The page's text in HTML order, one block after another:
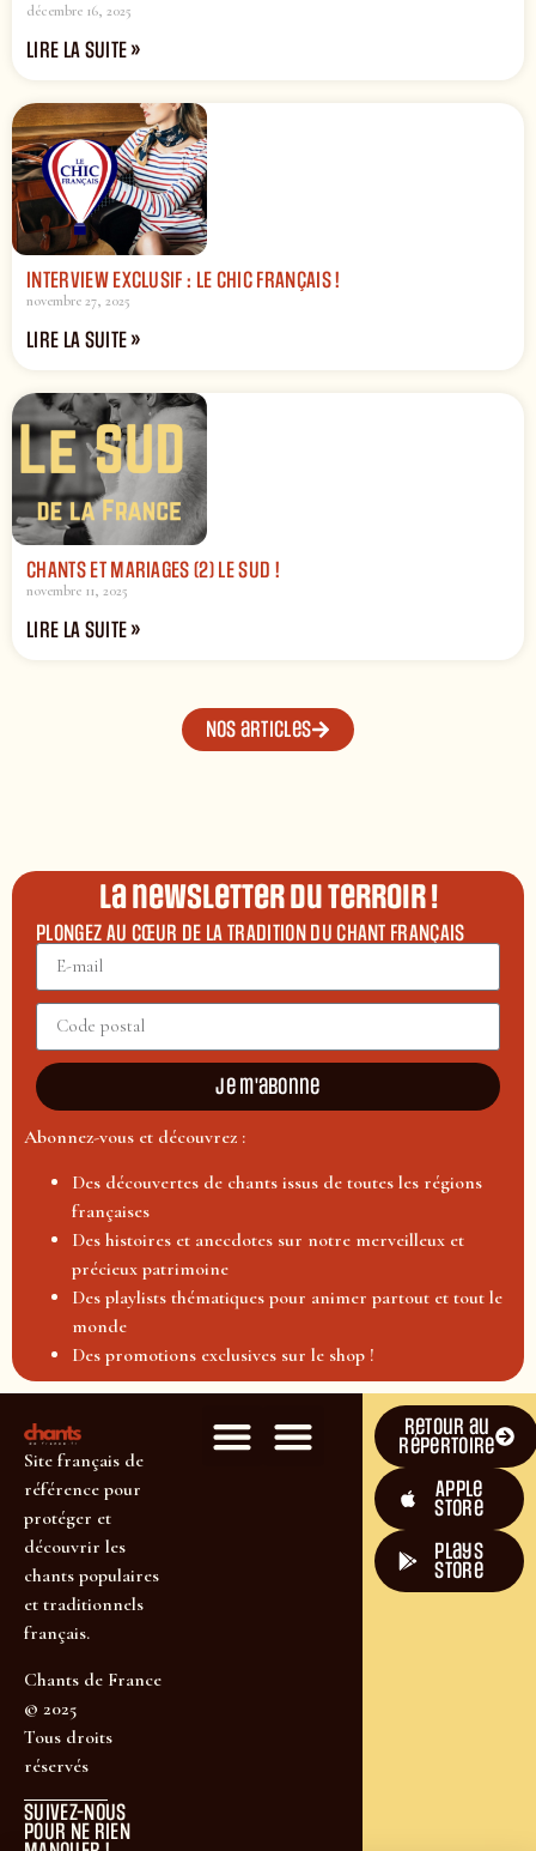
décembre 16, 2025
LIRE LA SUITE »
INTERVIEW EXCLUSIF : LE CHIC FRANÇAIS !
novembre 27, 2025
LIRE LA SUITE »
CHANTS ET MARIAGES (2) LE SUD !
novembre 11, 2025
LIRE LA SUITE »
Nos articles
La newsletter du terroir !
PLONGEZ AU CŒUR DE LA TRADITION DU CHANT FRANÇAIS
Je m'abonne
Abonnez-vous et découvrez :
Des découvertes de chants issus de toutes les régions
françaises
Des histoires et anecdotes sur notre merveilleux et
précieux patrimoine
Des playlists thématiques pour animer partout et tout le
monde
Des promotions exclusives sur le shop !
Site français de
référence pour
protéger et
découvrir les
chants populaires
et traditionnels
français.
Chants de France
© 2025
Tous droits
réservés
SUIVEZ-NOUS
POUR NE RIEN
Retour au
répertoire
Apple
Store
plays
store